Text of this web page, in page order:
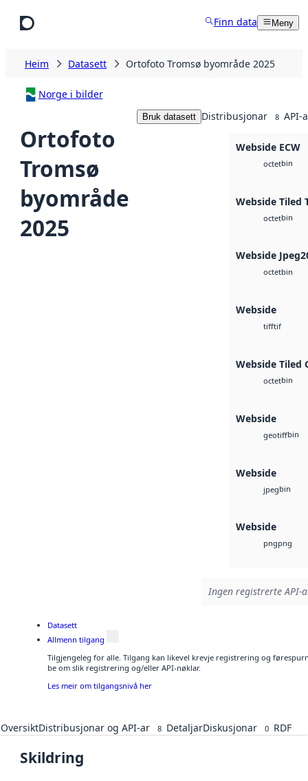
Finn data Meny
Heim Datasett Ortofoto Tromsø byområde 2025
Norge i bilder
Ortofoto
Tromsø
byområde
2025
Bruk datasett Distribusjonar 8 API-
Webside ECW
octetbin
Webside Tiled
octetbin
Webside
octetbin
Webside
tifftif
Webside Tiled
octetbin
Webside
geotiffbin
Webside
jpegbin
Webside
pngpng
Ingen registrerte
Datasett
Allmenn tilgang
Tilgjengeleg for alle. Tilgang kan likevel krevje registrering og
be om slik registrering og/eller API-nøklar.
Les meir om tilgangsnivå her
OversiktDistribusjonar og API-ar 8 DetaljarDiskusjonar 0 RDF
Skildring